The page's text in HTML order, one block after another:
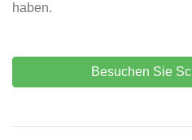
haben.
Besuchen Sie